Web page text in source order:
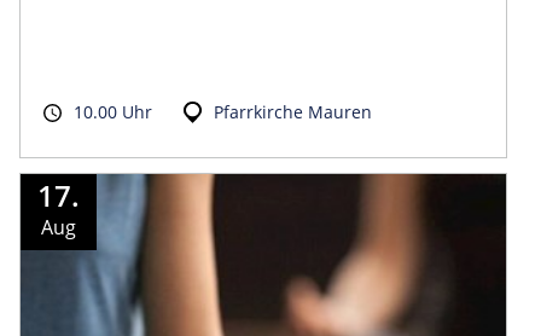
10.00 Uhr Pfarrkirche Mauren
17.
Aug